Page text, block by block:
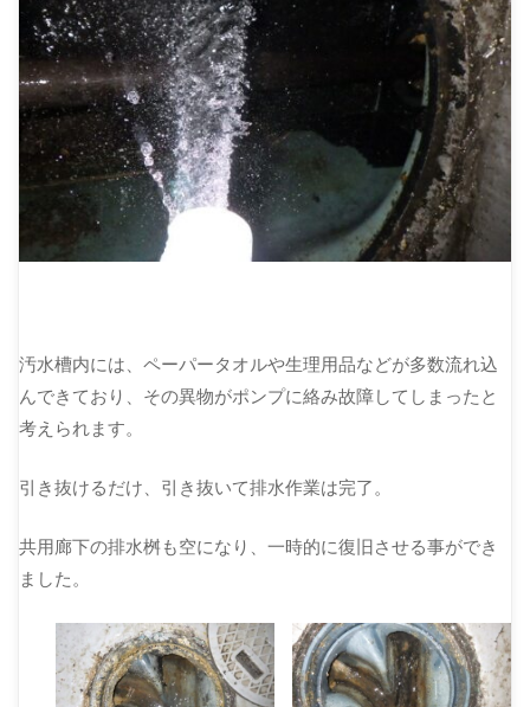
汚水槽内には、ペーパータオルや生理用品などが多数流れ込
んできており、その異物がポンプに絡み故障してしまったと
考えられます。
引き抜けるだけ、引き抜いて排水作業は完了。
共用廊下の排水桝も空になり、一時的に復旧させる事ができ
ました。